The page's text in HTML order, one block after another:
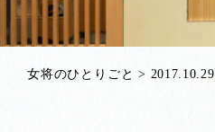
女将のひとりごと > 2017.10.29